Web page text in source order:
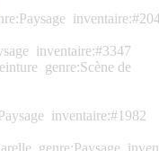
inventaire:#3347
genre:Scène de
inventaire:#1982
genre:Paysage